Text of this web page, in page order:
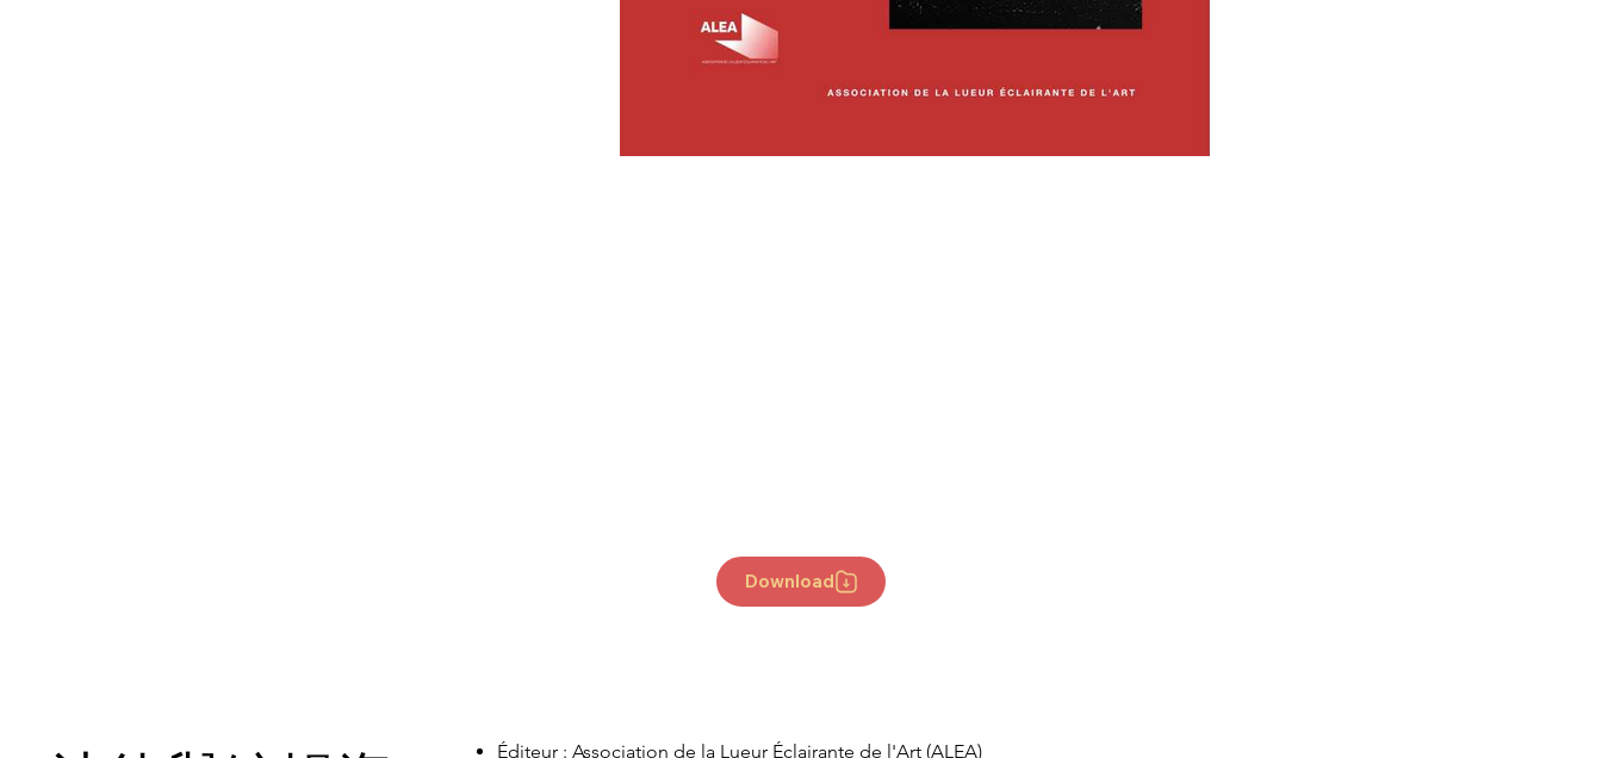
Download
Éditeur : Association de la Lueur Éclairante de l'Art (ALEA)